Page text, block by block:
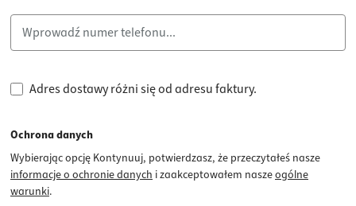
Numer telefonu
Adres dostawy różni się od adresu faktury.
Ochrona danych
Wybierając opcję Kontynuuj, potwierdzasz, że przeczytałeś nasze
informacje o ochronie danych i zaakceptowałem naszeogólne
warunki.